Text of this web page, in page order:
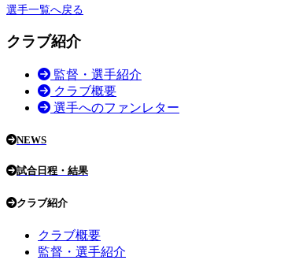
選手一覧へ戻る
クラブ紹介
監督・選手紹介
クラブ概要
選手へのファンレター
NEWS
試合日程・結果
クラブ紹介
クラブ概要
監督・選手紹介